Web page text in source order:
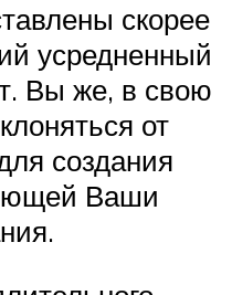
скорее
усредненный
Вы же, в свою
от
создания
Ваши